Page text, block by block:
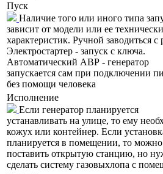
Пуск
Наличие того или иного типа
зависит от модели или ее
характеристик. Ручной заводиться с
Электростартер - запуск с ключа.
Автоматический АВР - генератор
запускается сам при подключении
без помощи человека
Исполнение
Если генератор планируется
устанавливать на улице, то ему
кожух или контейнер. Если
планируется в помещении, то
поставить открытую станцию, но
сделать систему газовыхлопа с